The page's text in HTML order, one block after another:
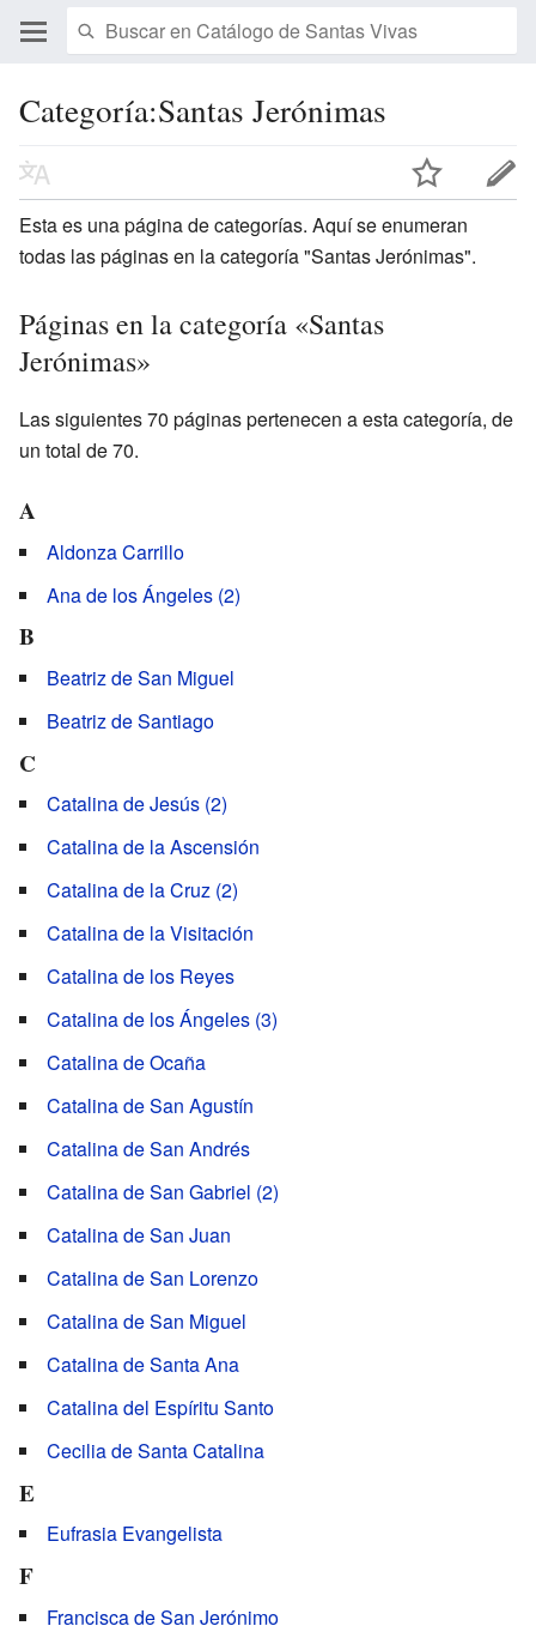
Categoría:Santas Jerónimas
Esta es una página de categorías. Aquí se enumeran
todas las páginas en la categoría "Santas Jerónimas".
Páginas en la categoría «Santas
Jerónimas»
Las siguientes 70 páginas pertenecen a esta categoría, de
un total de 70.
A
Aldonza Carrillo
Ana de los Ángeles (2)
B
Beatriz de San Miguel
Beatriz de Santiago
C
Catalina de Jesús (2)
Catalina de la Ascensión
Catalina de la Cruz (2)
Catalina de la Visitación
Catalina de los Reyes
Catalina de los Ángeles (3)
Catalina de Ocaña
Catalina de San Agustín
Catalina de San Andrés
Catalina de San Gabriel (2)
Catalina de San Juan
Catalina de San Lorenzo
Catalina de San Miguel
Catalina de Santa Ana
Catalina del Espíritu Santo
Cecilia de Santa Catalina
E
Eufrasia Evangelista
F
Francisca de San Jerónimo